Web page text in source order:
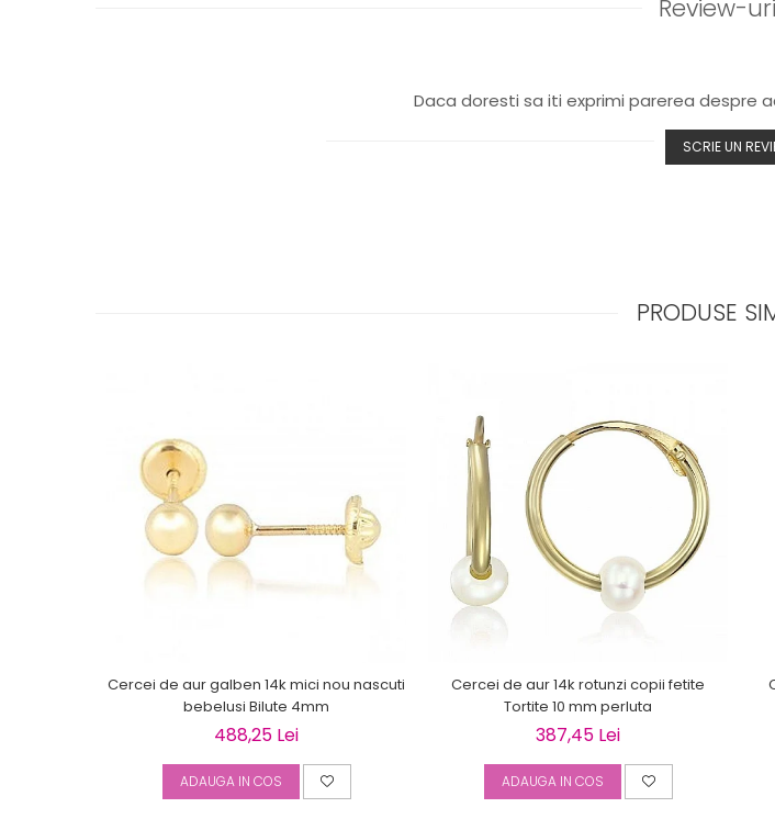
Review-uri
Daca doresti sa iti exprimi parerea despre
SCRIE UN
PRODUSE
Cercei de aur galben 14k mici nou nascuti
bebelusi Bilute 4mm
488,25 Lei
ADAUGA IN COS
Cercei de aur 14k rotunzi copii fetite
Tortite 10 mm perluta
387,45 Lei
ADAUGA IN COS